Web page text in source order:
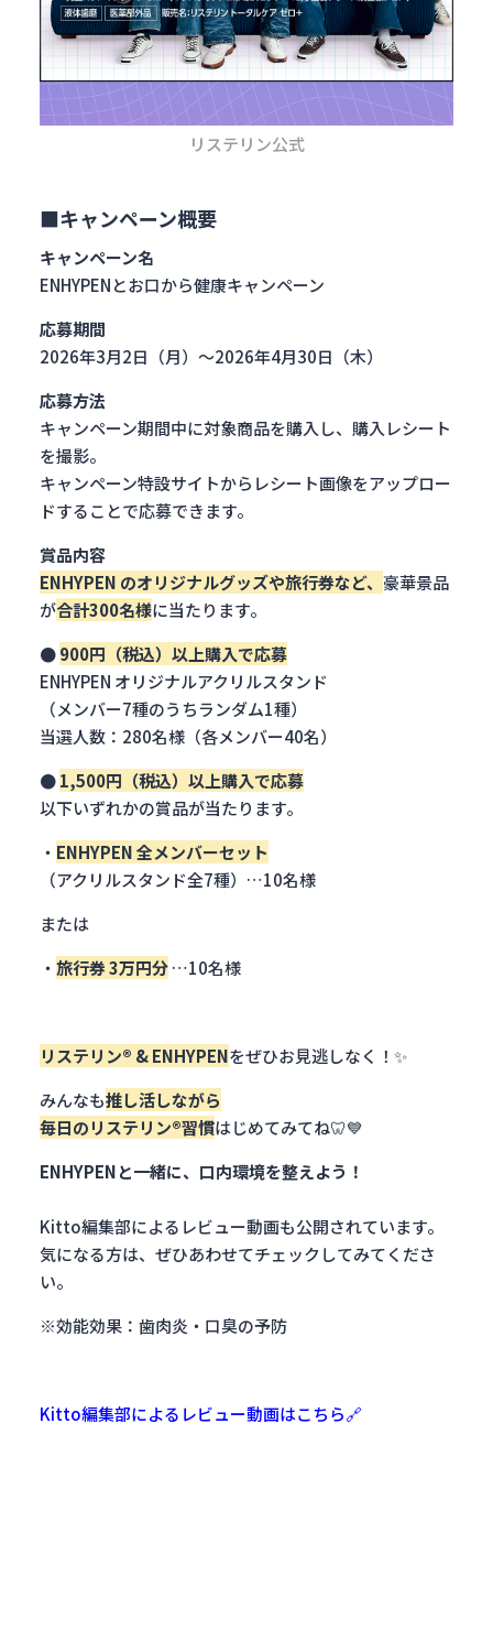
リステリン公式
■キャンペーン概要
キャンペーン名
ENHYPENとお口から健康キャンペーン
応募期間
2026年3月2日（月）～2026年4月30日（木）
応募方法
キャンペーン期間中に対象商品を購入し、購入レシート
を撮影。
キャンペーン特設サイトからレシート画像をアップロー
ドすることで応募できます。
賞品内容
ENHYPEN のオリジナルグッズや旅行券など、 豪華景品
が合計300名様に当たります。
●900円（税込）以上購入で応募
ENHYPEN オリジナルアクリルスタンド
（メンバー7種のうちランダム1種）
当選人数：280名様（各メンバー40名）
●1,500円（税込）以上購入で応募
以下いずれかの賞品が当たります。
・ ENHYPEN 全メンバーセット
（アクリルスタンド全7種）…10名様
または
・ 旅行券 3万円分…10名様
リステリン® & ENHYPENをぜひお見逃しなく！✨
みんなも推し活しながら
毎日のリステリン®習慣はじめてみてね🦷💙
ENHYPENと一緒に、口内環境を整えよう！
Kitto編集部によるレビュー動画も公開されています。
気になる方は、ぜひあわせてチェックしてみてくださ
い。
※効能効果：歯肉炎・口臭の予防
Kitto編集部によるレビュー動画はこちら🔗